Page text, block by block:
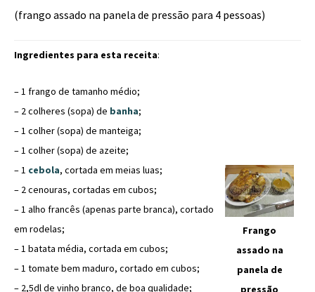
(frango assado na panela de pressão para 4 pessoas)
Ingredientes para esta receita:
– 1 frango de tamanho médio;
– 2 colheres (sopa) de banha;
– 1 colher (sopa) de manteiga;
– 1 colher (sopa) de azeite;
– 1 cebola, cortada em meias luas;
– 2 cenouras, cortadas em cubos;
– 1 alho francês (apenas parte branca), cortado
em rodelas;
– 1 batata média, cortada em cubos;
– 1 tomate bem maduro, cortado em cubos;
– 2,5dl de vinho branco, de boa qualidade;
Frango
assado na
panela de
pressão